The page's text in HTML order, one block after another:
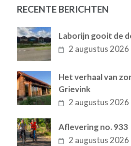
RECENTE BERICHTEN
Laborijn gooit de
2 augustus 2026
Het verhaal van
Grievink
2 augustus 2026
Aflevering no. 933
2 augustus 2026